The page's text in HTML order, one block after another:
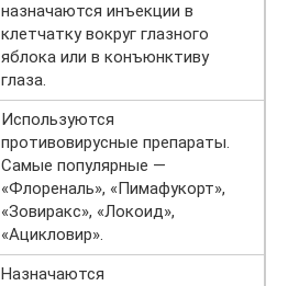
назначаются инъекции в
клетчатку вокруг глазного
яблока или в конъюнктиву
глаза.
Используются
противовирусные препараты.
Самые популярные —
«Флореналь», «Пимафукорт»,
«Зовиракс», «Локоид»,
«Ацикловир».
Назначаются